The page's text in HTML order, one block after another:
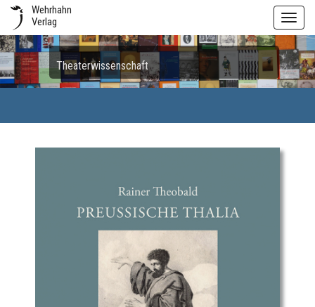
Wehrhahn
Verlag
Theaterwissenschaft